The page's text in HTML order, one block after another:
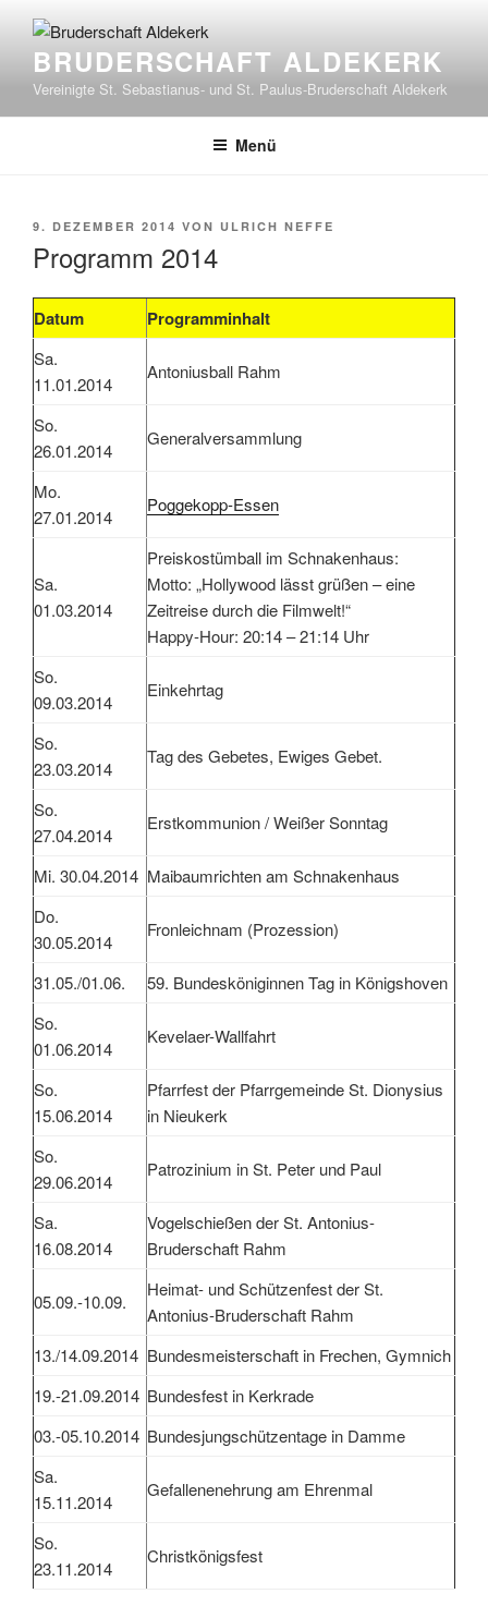
Inhalt
springenBRUDERSCHAFT ALDEKERK
Vereinigte St. Sebastianus- und St. Paulus-Bruderschaft Aldekerk
Menü
VERÖFFENTLICHT
9. DEZEMBER 2014 VON ULRICH NEFFE
Programm 2014
Datum Programminhalt
Sa.
11.01.2014
Antoniusball Rahm
So.
26.01.2014
Generalversammlung
Mo.
27.01.2014
Poggekopp-Essen
Sa.
01.03.2014
Preiskostümball im Schnakenhaus:
Motto: „Hollywood lässt grüßen – eine
Zeitreise durch die Filmwelt!“
Happy-Hour: 20:14 – 21:14 Uhr
So.
09.03.2014
Einkehrtag
So.
23.03.2014
Tag des Gebetes, Ewiges Gebet.
So.
27.04.2014
Erstkommunion / Weißer Sonntag
Mi. 30.04.2014 Maibaumrichten am Schnakenhaus
Do.
30.05.2014
Fronleichnam (Prozession)
31.05./01.06.
59. Bundesköniginnen Tag in Königshoven
So.
01.06.2014
Kevelaer-Wallfahrt
So.
15.06.2014
Pfarrfest der Pfarrgemeinde St. Dionysius
in Nieukerk
So.
29.06.2014
Patrozinium in St. Peter und Paul
Sa.
16.08.2014
Vogelschießen der St. Antonius-
Bruderschaft Rahm
05.09.-10.09.
Heimat- und Schützenfest der St.
Antonius-Bruderschaft Rahm
13./14.09.2014 Bundesmeisterschaft in Frechen, Gymnich
19.-21.09.2014 Bundesfest in Kerkrade
03.-05.10.2014 Bundesjungschützentage in Damme
Sa.
15.11.2014
Gefallenenehrung am Ehrenmal
So.
23.11.2014
Christkönigsfest